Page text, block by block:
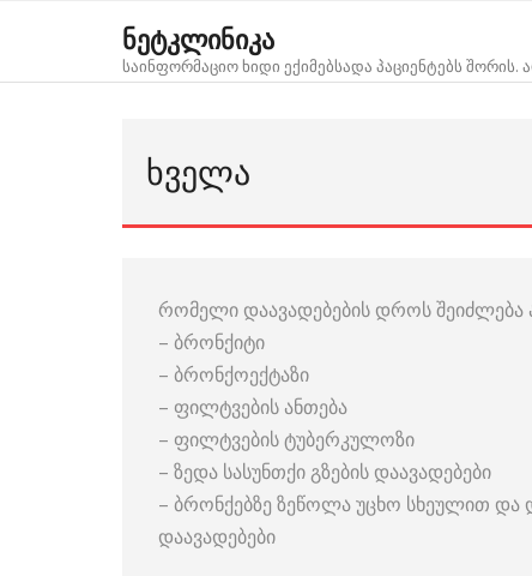
content
ნეტკლინიკა
საინფორმაციო ხიდი ექიმებსადა პაციენტებს
ᲮᲕᲔᲚᲐ
რომელი დაავადებების დროს შეიძლება
– ბრონქიტი
– ბრონქოექტაზი
– ფილტვების ანთება
– ფილტვების ტუბერკულოზი
– ზედა სასუნთქი გზების დაავადებები
– ბრონქებზე ზეწოლა უცხო სხეულით და
დაავადებები